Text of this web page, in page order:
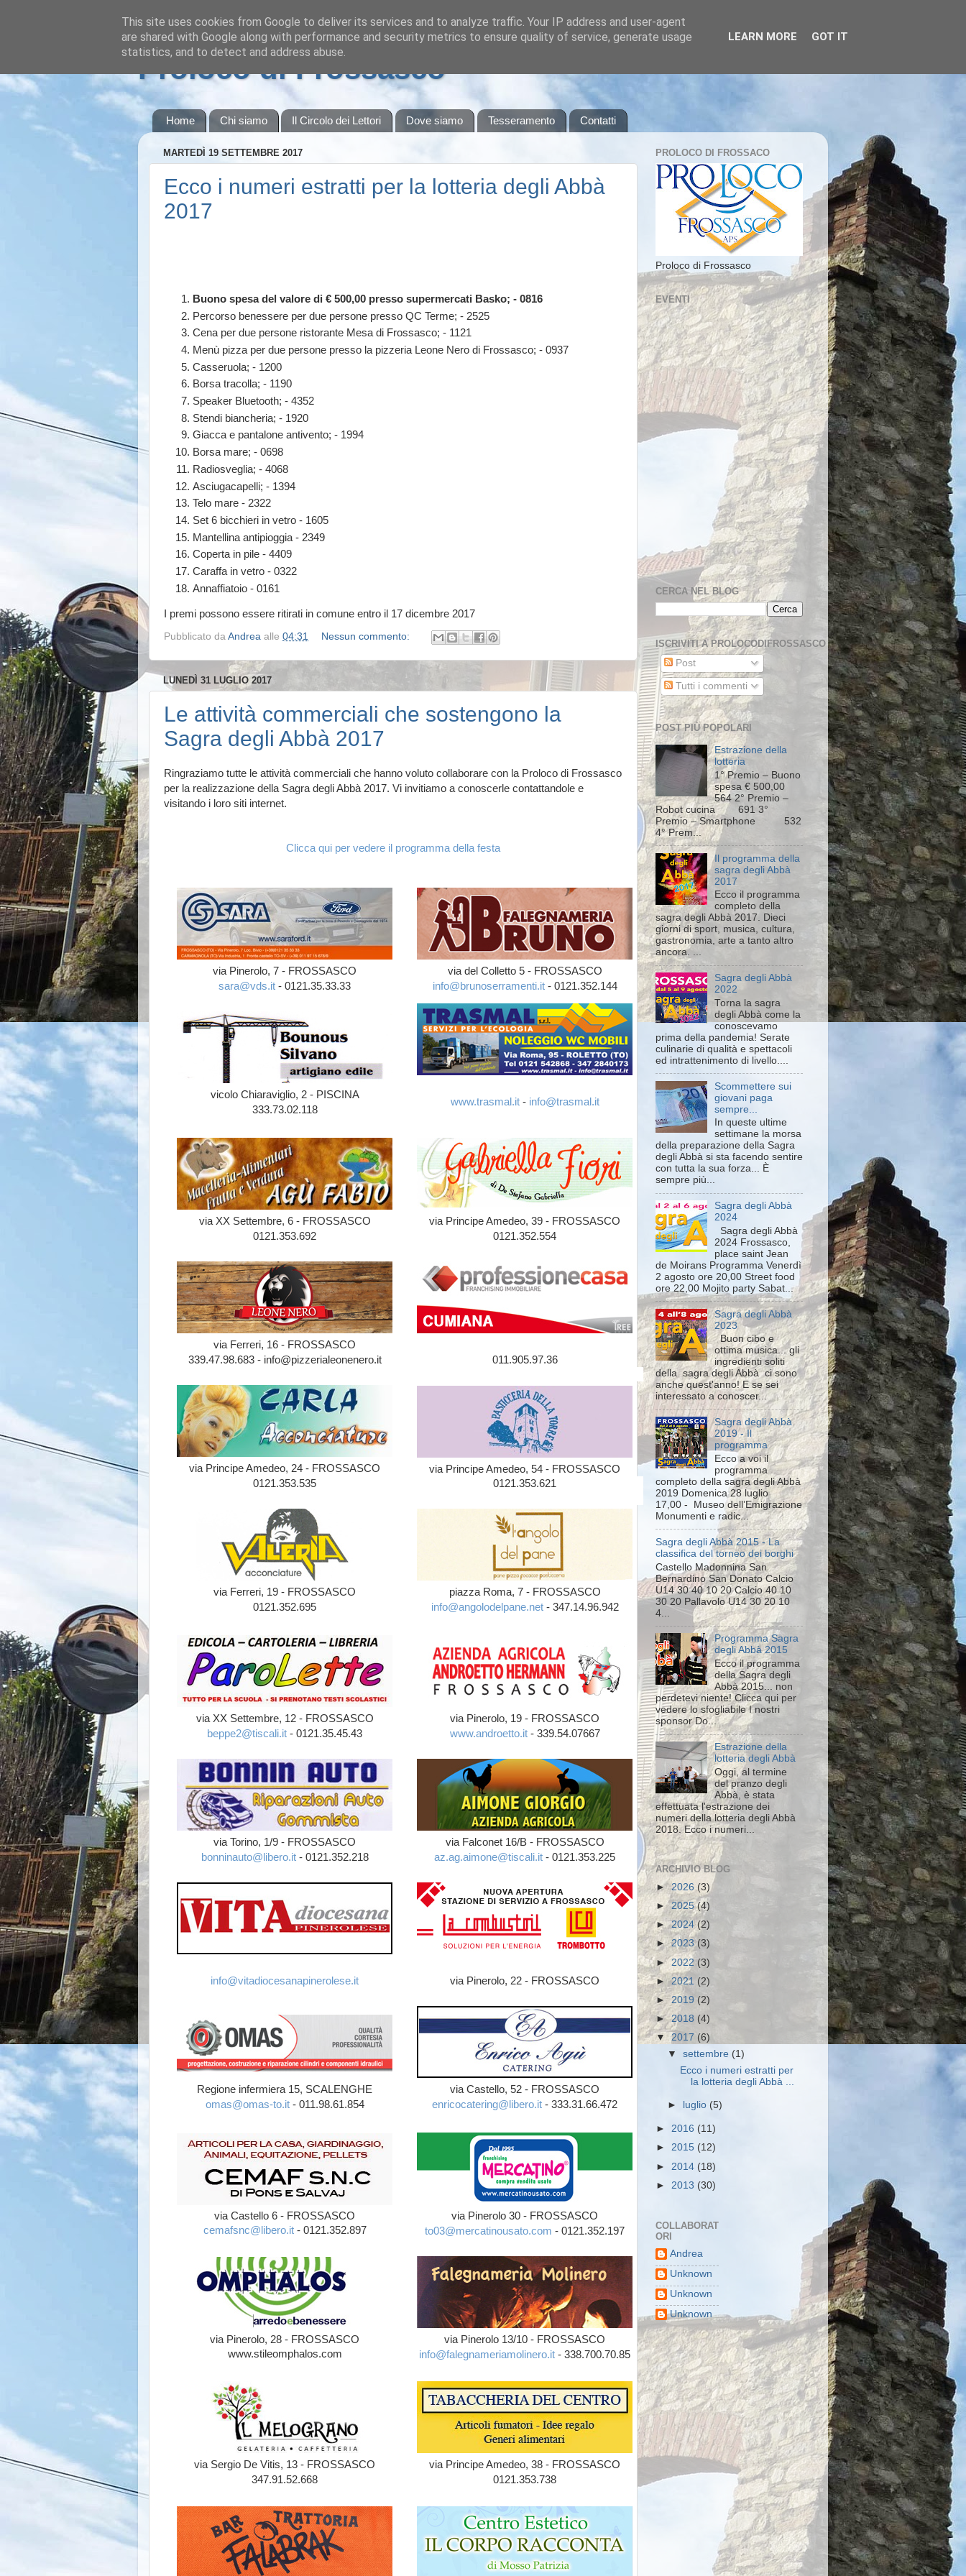
Proloco di Frossasco
Home Chi siamo Il Circolo dei Lettori Dove siamo Tesseramento Contatti
MARTEDÌ 19 SETTEMBRE 2017
Ecco i numeri estratti per la lotteria degli Abbà
2017
Buono spesa del valore di € 500,00 presso supermercati Basko; - 0816
Percorso benessere per due persone presso QC Terme; - 2525
Cena per due persone ristorante Mesa di Frossasco; - 1121
Menù pizza per due persone presso la pizzeria Leone Nero di Frossasco; - 0937
Casseruola; - 1200
Borsa tracolla; - 1190
Speaker Bluetooth; - 4352
Stendi biancheria; - 1920
Giacca e pantalone antivento; - 1994
Borsa mare; - 0698
Radiosveglia; - 4068
Asciugacapelli; - 1394
Telo mare - 2322
Set 6 bicchieri in vetro - 1605
Mantellina antipioggia - 2349
Coperta in pile - 4409
Caraffa in vetro - 0322
Annaffiatoio - 0161
I premi possono essere ritirati in comune entro il 17 dicembre 2017
Pubblicato da Andrea alle 04:31 Nessun commento:
LUNEDÌ 31 LUGLIO 2017
Le attività commerciali che sostengono la
Sagra degli Abbà 2017
Ringraziamo tutte le attività commerciali che hanno voluto collaborare con la Proloco di Frossasco
per la realizzazione della Sagra degli Abbà 2017. Vi invitiamo a conoscerle contattandole e
visitando i loro siti internet.
Clicca qui per vedere il programma della festa
via Pinerolo, 7 - FROSSASCO
sara@vds.it - 0121.35.33.33
via del Colletto 5 - FROSSASCO
info@brunoserramenti.it- 0121.352.144
vicolo Chiaraviglio, 2 - PISCINA
333.73.02.118
www.trasmal.it- info@trasmal.it
via XX Settembre, 6 - FROSSASCO
0121.353.692
via Principe Amedeo, 39 - FROSSASCO
0121.352.554
via Ferreri, 16 - FROSSASCO
339.47.98.683 - info@pizzerialeonenero.it
011.905.97.36
via Principe Amedeo, 24 - FROSSASCO
0121.353.535
via Principe Amedeo, 54 - FROSSASCO
0121.353.621
via Ferreri, 19 - FROSSASCO
0121.352.695
piazza Roma, 7 - FROSSASCO
info@angolodelpane.net- 347.14.96.942
via XX Settembre, 12 - FROSSASCO
beppe2@tiscali.it - 0121.35.45.43
via Pinerolo, 19 - FROSSASCO
www.androetto.it- 339.54.07667
via Torino, 1/9 - FROSSASCO
bonninauto@libero.it- 0121.352.218
via Falconet 16/B - FROSSASCO
az.ag.aimone@tiscali.it - 0121.353.225
info@vitadiocesanapinerolese.it via Pinerolo, 22 - FROSSASCO
Regione infermiera 15, SCALENGHE
omas@omas-to.it- 011.98.61.854
via Castello, 52 - FROSSASCO
enricocatering@libero.it - 333.31.66.472
via Castello 6 - FROSSASCO
cemafsnc@libero.it- 0121.352.897
via Pinerolo 30 - FROSSASCO
to03@mercatinousato.com - 0121.352.197
via Pinerolo, 28 - FROSSASCO
www.stileomphalos.com
via Pinerolo 13/10 - FROSSASCO
info@falegnameriamolinero.it - 338.700.70.85
via Sergio De Vitis, 13 - FROSSASCO
347.91.52.668
via Principe Amedeo, 38 - FROSSASCO
0121.353.738
PROLOCO DI FROSSACO
Proloco di Frossasco
EVENTI
CERCA NEL BLOG
ISCRIVITI A PROLOCODIFROSSASCO
Post
Tutti i commenti
POST PIÙ POPOLARI
Estrazione della
lotteria
1° Premio – Buono
spesa € 500,00
564 2° Premio –
Robot cucina 691 3°
Premio – Smartphone 532
4° Prem...
Il programma della
sagra degli Abbà
2017
Ecco il programma
completo della
sagra degli Abbà 2017. Dieci
giorni di sport, musica, cultura,
gastronomia, arte a tanto altro
ancora. ...
Sagra degli Abbà
2022
Torna la sagra
degli Abbà come la
conoscevamo
prima della pandemia! Serate
culinarie di qualità e spettacoli
ed intrattenimento di livello....
Scommettere sui
giovani paga
sempre...
In queste ultime
settimane la morsa
della preparazione della Sagra
degli Abbà si sta facendo sentire
con tutta la sua forza... È
sempre più...
Sagra degli Abbà
2024
Sagra degli Abbà
2024 Frossasco,
place saint Jean
de Moirans Programma Venerdì
2 agosto ore 20,00 Street food
ore 22,00 Mojito party Sabat...
Sagra degli Abbà
2023
Buon cibo e
ottima musica... gli
ingredienti soliti
della sagra degli Abbà ci sono
anche quest'anno! E se sei
interessato a conoscer...
Sagra degli Abbà
2019 - Il
programma
Ecco a voi il
programma
completo della sagra degli Abbà
2019 Domenica 28 luglio
17,00 - Museo dell’Emigrazione
Monumenti e radic...
Sagra degli Abbà 2015 - La
classifica del torneo dei borghi
Castello Madonnina San
Bernardino San Donato Calcio
U14 30 40 10 20 Calcio 40 10
30 20 Pallavolo U14 30 20 10
4...
Programma Sagra
degli Abbà 2015
Ecco il programma
della Sagra degli
Abbà 2015... non
perdetevi niente! Clicca qui per
vedere lo sfogliabile I nostri
sponsor Do...
Estrazione della
lotteria degli Abbà
Oggi, al termine
del pranzo degli
Abbà, è stata
effettuata l'estrazione dei
numeri della lotteria degli Abbà
2018. Ecco i numeri...
ARCHIVIO BLOG
►2026(3)
►2025(4)
►2024(2)
►2023(3)
► 2022 (3)
►2021 (2)
► 2019 (2)
►2018 (4)
▼ 2017 (6)
▼settembre(1)
Ecco i numeri estratti per
la lotteria degli Abbà ...
► luglio (5)
► 2016 (11)
► 2015 (12)
► 2014 (18)
► 2013 (30)
COLLABORAT
ORI
Andrea
Unknown
Unknown
Unknown
This site uses cookies from Google to deliver its services and to analyze traffic. Your IP address and user-agent
are shared with Google along with performance and security metrics to ensure quality of service, generate usage
statistics, and to detect and address abuse.
LEARN MORE GOT IT